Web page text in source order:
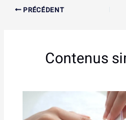
PRÉCÉDENT
Contenus